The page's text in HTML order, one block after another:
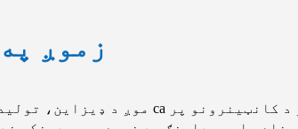
زموږ